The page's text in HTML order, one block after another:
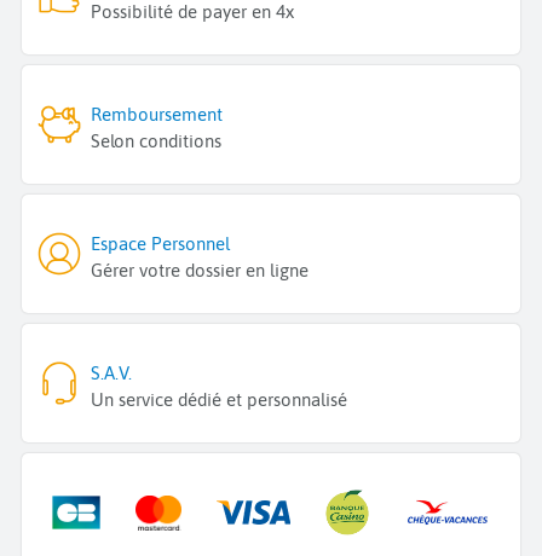
Possibilité de payer en 4x
Remboursement
Selon conditions
Espace Personnel
Gérer votre dossier en ligne
S.A.V.
Un service dédié et personnalisé